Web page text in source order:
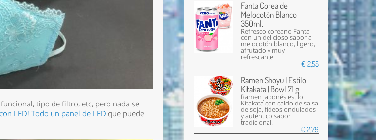
tipo de filtro, etc, pero nada se
LED! Todo un panel de LED que puede
Fanta Corea de
Melocotón Blanco
350ml.
Refresco coreano Fanta
con un delicioso sabor a
melocotón blanco, ligero,
afrutado y muy
refrescante.
€ 2,55
Ramen Shoyu | Estilo
Kitakata | Bowl 71 g
Ramen japonés estilo
Kitakata con caldo de salsa
de soja, fideos ondulados
y auténtico sabor
tradicional.
€ 2,79